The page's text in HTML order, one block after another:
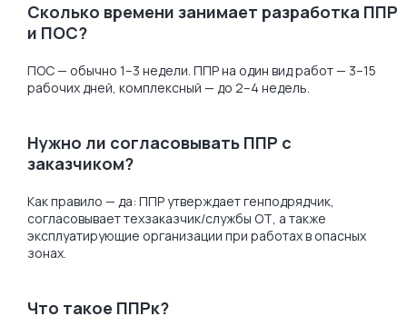
Сколько времени занимает разработка ППР
и ПОС?
ПОС — обычно 1–3 недели. ППР на один вид работ — 3–15
рабочих дней, комплексный — до 2–4 недель.
Нужно ли согласовывать ППР с
заказчиком?
Как правило — да: ППР утверждает генподрядчик,
согласовывает техзаказчик/службы ОТ, а также
эксплуатирующие организации при работах в опасных
зонах.
Что такое ППРк?